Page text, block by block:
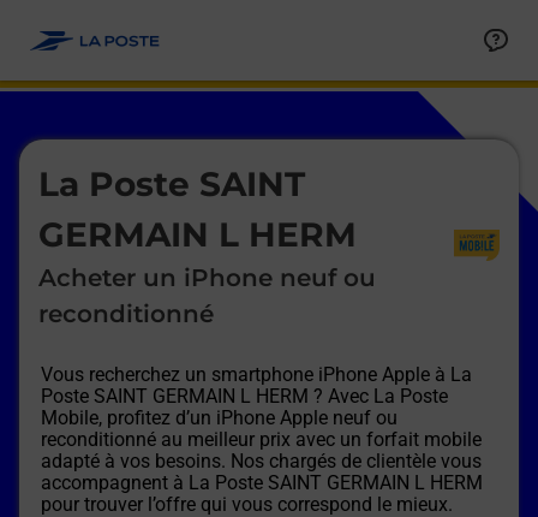
La Poste SAINT
GERMAIN L HERM
Acheter un iPhone neuf ou
reconditionné
Vous recherchez un smartphone iPhone Apple à La
Poste SAINT GERMAIN L HERM ? Avec La Poste
Mobile, profitez d’un iPhone Apple neuf ou
reconditionné au meilleur prix avec un forfait mobile
adapté à vos besoins. Nos chargés de clientèle vous
accompagnent à La Poste SAINT GERMAIN L HERM
pour trouver l’offre qui vous correspond le mieux.
Le lien s'ouvre dans un nouvel onglet